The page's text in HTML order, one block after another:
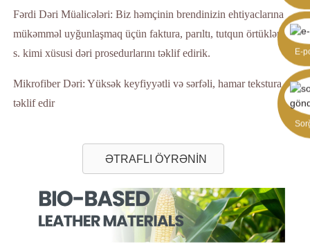
Fərdi Dəri Müalicələri: Biz həmçinin brendinizin ehtiyaclarına
mükəmməl uyğunlaşmaq üçün faktura, parıltı, tutqun örtüklər və
s. kimi xüsusi dəri prosedurlarını təklif edirik.
Mikrofiber Dəri: Yüksək keyfiyyətli və sərfəli, hamar tekstura
təklif edir
ƏTRAFLI ÖYRƏNİN
E-